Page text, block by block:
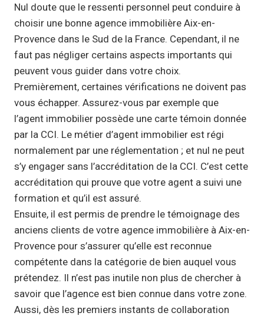
Nul doute que le ressenti personnel peut conduire à
choisir une bonne agence immobilière Aix-en-
Provence dans le Sud de la France. Cependant, il ne
faut pas négliger certains aspects importants qui
peuvent vous guider dans votre choix.
Premièrement, certaines vérifications ne doivent pas
vous échapper. Assurez-vous par exemple que
l’agent immobilier possède une carte témoin donnée
par la CCI. Le métier d’agent immobilier est régi
normalement par une réglementation ; et nul ne peut
s’y engager sans l’accréditation de la CCI. C’est cette
accréditation qui prouve que votre agent a suivi une
formation et qu’il est assuré.
Ensuite, il est permis de prendre le témoignage des
anciens clients de votre agence immobilière à Aix-en-
Provence pour s’assurer qu’elle est reconnue
compétente dans la catégorie de bien auquel vous
prétendez. Il n’est pas inutile non plus de chercher à
savoir que l’agence est bien connue dans votre zone.
Aussi, dès les premiers instants de collaboration